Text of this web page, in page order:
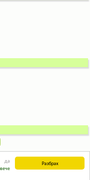
Разбрах
да
Правила и условия|
да бъдат използвани без